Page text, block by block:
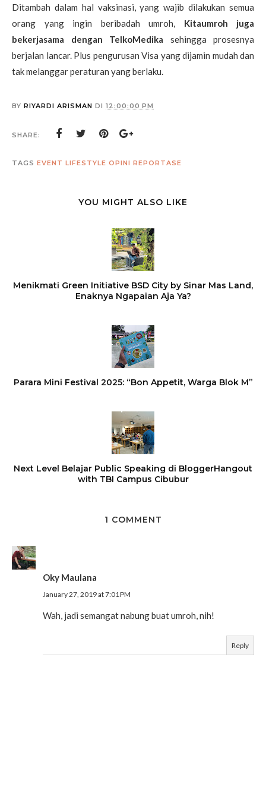
Ditambah dalam hal vaksinasi, yang wajib dilakukan semua
orang yang ingin beribadah umroh, Kitaumroh juga
bekerjasama dengan TelkoMedika sehingga prosesnya
berjalan lancar. Plus pengurusan Visa yang dijamin mudah dan
tak melanggar peraturan yang berlaku.
BY RIYARDI ARISMAN DI 12:00:00 PM
SHARE:
TAGS EVENT LIFESTYLE OPINI REPORTASE
YOU MIGHT ALSO LIKE
Menikmati Green Initiative BSD City by Sinar Mas Land,
Enaknya Ngapaian Aja Ya?
Parara Mini Festival 2025: “Bon Appetit, Warga Blok M”
Next Level Belajar Public Speaking di BloggerHangout
with TBI Campus Cibubur
1 COMMENT
Oky Maulana
January 27, 2019 at 7:01 PM
Wah, jadi semangat nabung buat umroh, nih!
Reply